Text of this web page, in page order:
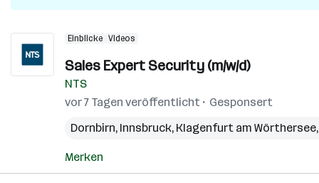
Einblicke Videos
Sales Expert Security (m/w/d)
NTS
vor 7 Tagen veröffentlicht
Gesponsert
Dornbirn, Innsbruck, Klagenfurt am Wörthersee,
Merken